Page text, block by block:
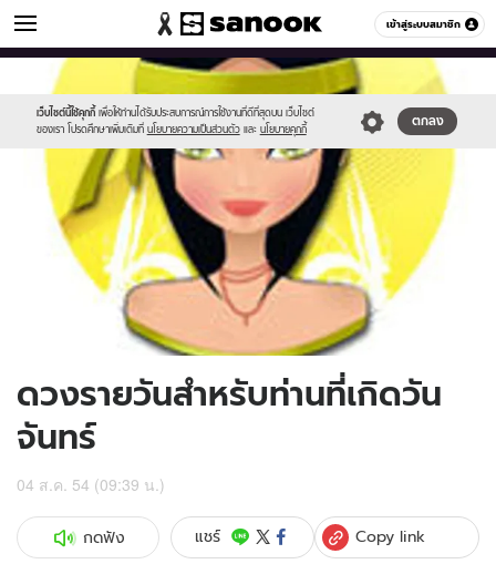
เข้าสู่ระบบสมาชิก
ดูดวง หมวดอื่นๆ
เว็บไซต์นี้ใช้คุกกี้ เพื่อให้ท่านได้รับประสบการณ์การใช้งานที่ดีที่สุดบน เว็บไซต์
ของเรา โปรดศึกษาเพิ่มเติมที่ นโยบายความเป็นส่วนตัว และ นโยบายคุกกี้
ตกลง
Sanook
//s.isanook.com/sr/0/images/logo-
new-
sanook.png
//s.isanook.com/ho/0/ud/3/17493/170-
mon.jpg
ดวงรายวันสำหรับท่านที่เกิดวัน
จันทร์
04 ส.ค. 54 (09:39 น.)
กดฟัง แชร์ Copy link